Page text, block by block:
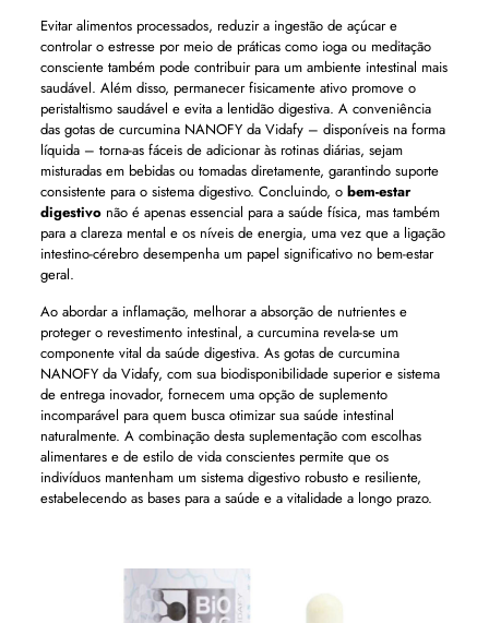
Evitar alimentos processados, reduzir a ingestão de açúcar e
controlar o estresse por meio de práticas como ioga ou meditação
consciente também pode contribuir para um ambiente intestinal mais
saudável. Além disso, permanecer fisicamente ativo promove o
peristaltismo saudável e evita a lentidão digestiva. A conveniência
das gotas de curcumina NANOFY da Vidafy – disponíveis na forma
líquida – torna-as fáceis de adicionar às rotinas diárias, sejam
misturadas em bebidas ou tomadas diretamente, garantindo suporte
consistente para o sistema digestivo. Concluindo, o bem-estar
digestivonão é apenas essencial para a saúde física, mas também
para a clareza mental e os níveis de energia, uma vez que a ligação
intestino-cérebro desempenha um papel significativo no bem-estar
geral.
Ao abordar a inflamação, melhorar a absorção de nutrientes e
proteger o revestimento intestinal, a curcumina revela-se um
componente vital da saúde digestiva. As gotas de curcumina
NANOFY da Vidafy, com sua biodisponibilidade superior e sistema
de entrega inovador, fornecem uma opção de suplemento
incomparável para quem busca otimizar sua saúde intestinal
naturalmente. A combinação desta suplementação com escolhas
alimentares e de estilo de vida conscientes permite que os
indivíduos mantenham um sistema digestivo robusto e resiliente,
estabelecendo as bases para a saúde e a vitalidade a longo prazo.